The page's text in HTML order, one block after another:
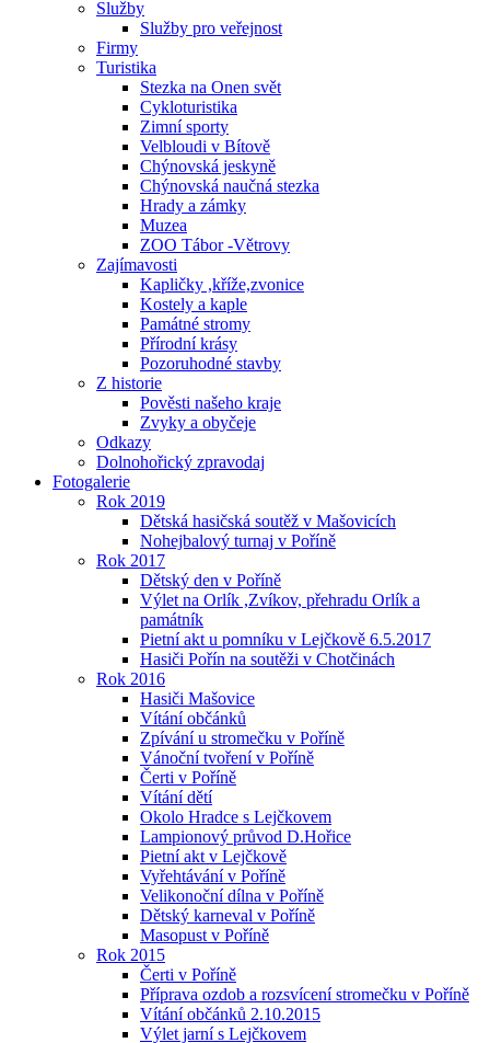
Služby
Služby pro veřejnost
Firmy
Turistika
Stezka na Onen svět
Cykloturistika
Zimní sporty
Velbloudi v Bítově
Chýnovská jeskyně
Chýnovská naučná stezka
Hrady a zámky
Muzea
ZOO Tábor -Větrovy
Zajímavosti
Kapličky ,kříže,zvonice
Kostely a kaple
Památné stromy
Přírodní krásy
Pozoruhodné stavby
Z historie
Pověsti našeho kraje
Zvyky a obyčeje
Odkazy
Dolnohořický zpravodaj
Fotogalerie
Rok 2019
Dětská hasičská soutěž v Mašovicích
Nohejbalový turnaj v Poříně
Rok 2017
Dětský den v Poříně
Výlet na Orlík ,Zvíkov, přehradu Orlík a
památník
Pietní akt u pomníku v Lejčkově 6.5.2017
Hasiči Pořín na soutěži v Chotčinách
Rok 2016
Hasiči Mašovice
Vítání občánků
Zpívání u stromečku v Poříně
Vánoční tvoření v Poříně
Čerti v Poříně
Vítání dětí
Okolo Hradce s Lejčkovem
Lampionový průvod D.Hořice
Pietní akt v Lejčkově
Vyřehtávání v Poříně
Velikonoční dílna v Poříně
Dětský karneval v Poříně
Masopust v Poříně
Rok 2015
Čerti v Poříně
Příprava ozdob a rozsvícení stromečku v Poříně
Vítání občánků 2.10.2015
Výlet jarní s Lejčkovem